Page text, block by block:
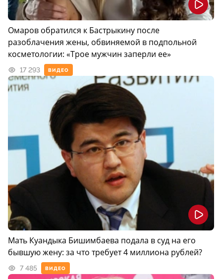
ВИДЕО
Омаров обратился к Бастрыкину после
разоблачения жены, обвиняемой в подпольной
косметологии: «Трое мужчин заперли ее»
17 293
ВИДЕО
Мать Куандыка Бишимбаева подала в суд на его
бывшую жену: за что требует 4 миллиона рублей?
7 485